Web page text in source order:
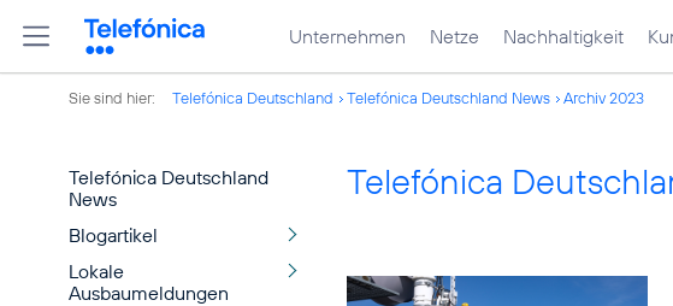
Unternehmen Netze Nachhaltigkeit
Sie sind hier: Telefónica Deutschland Telefónica Deutschland News Archiv 2023
Telefónica Deutschland
News
Blogartikel
Lokale
Ausbaumeldungen
Telefónica